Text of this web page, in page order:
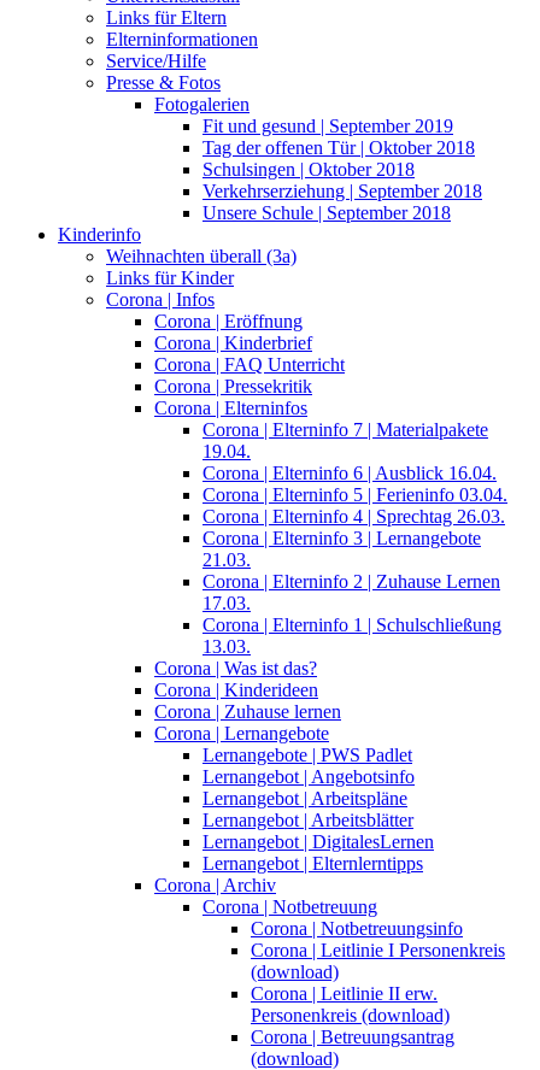
Links für Eltern
Elterninformationen
Service/Hilfe
Presse & Fotos
Fotogalerien
Fit und gesund | September 2019
Tag der offenen Tür | Oktober 2018
Schulsingen | Oktober 2018
Verkehrserziehung | September 2018
Unsere Schule | September 2018
Kinderinfo
Weihnachten überall (3a)
Links für Kinder
Corona | Infos
Corona | Eröffnung
Corona | Kinderbrief
Corona | FAQ Unterricht
Corona | Pressekritik
Corona | Elterninfos
Corona | Elterninfo 7 | Materialpakete
19.04.
Corona | Elterninfo 6 | Ausblick 16.04.
Corona | Elterninfo 5 | Ferieninfo 03.04.
Corona | Elterninfo 4 | Sprechtag 26.03.
Corona | Elterninfo 3 | Lernangebote
21.03.
Corona | Elterninfo 2 | Zuhause Lernen
17.03.
Corona | Elterninfo 1 | Schulschließung
13.03.
Corona | Was ist das?
Corona | Kinderideen
Corona | Zuhause lernen
Corona | Lernangebote
Lernangebote | PWS Padlet
Lernangebot | Angebotsinfo
Lernangebot | Arbeitspläne
Lernangebot | Arbeitsblätter
Lernangebot | DigitalesLernen
Lernangebot | Elternlerntipps
Corona | Archiv
Corona | Notbetreuung
Corona | Notbetreuungsinfo
Corona | Leitlinie I Personenkreis
(download)
Corona | Leitlinie II erw.
Personenkreis (download)
Corona | Betreuungsantrag
(download)